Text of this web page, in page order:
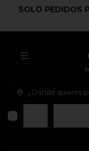
SOLO PEDIDOS
Abrir menu de
¿Dónde quieres